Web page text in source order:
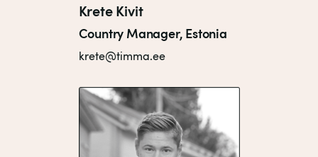
Krete Kivit
Country Manager, Estonia
krete@timma.ee